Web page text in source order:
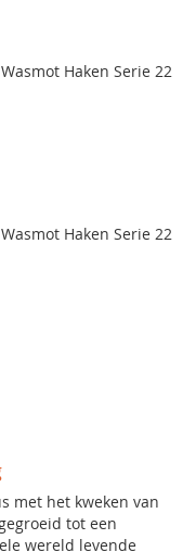
met het kweken van
tot een
wereld levende
Haken Serie 22
Haken Serie 22